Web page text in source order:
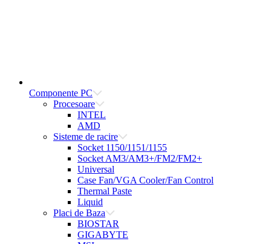
Componente PC
Procesoare
INTEL
AMD
Sisteme de racire
Socket 1150/1151/1155
Socket AM3/AM3+/FM2/FM2+
Universal
Case Fan/VGA Cooler/Fan Control
Thermal Paste
Liquid
Placi de Baza
BIOSTAR
GIGABYTE